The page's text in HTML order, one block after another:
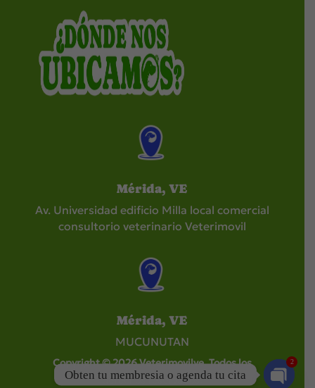
Mérida, VE
Av. Universidad edificio Milla local comercial
consultorio veterinario Veterimovil
Mérida, VE
MUCUNUTAN
Copyright © 2026 Veterimovilve. Todos los
derechos reservados.
Obten tu membresia o agenda tu cita
2